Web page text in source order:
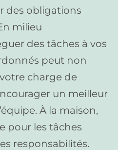
des obligations
milieu
des tâches à vos
peut non
charge de
un meilleur
À la maison,
pour les tâches
responsabilités.